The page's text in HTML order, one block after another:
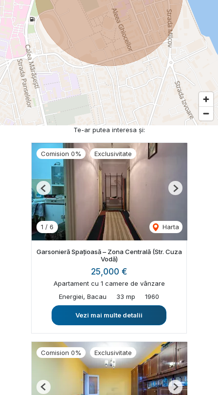
Te-ar putea interesa și:
Comision 0% Exclusivitate
1 / 6 Harta
Previous Next
Garsonieră Spațioasă – Zona Centrală (Str. Cuza
Vodă)
25,000 €
Apartament cu 1 camere de vânzare
Energiei, Bacau
33 mp 1960
Vezi mai multe detalii
Comision 0% Exclusivitate
Previous Next